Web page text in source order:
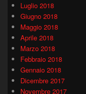
Luglio 2018
Giugno 2018
Maggio 2018
Aprile 2018
Marzo 2018
Febbraio 2018
Gennaio 2018
Dicembre 2017
Novembre 2017